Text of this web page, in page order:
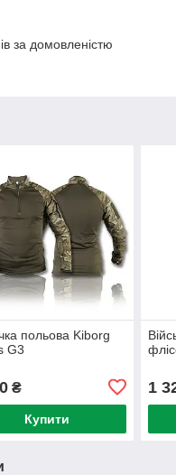
за домовленістю
польова Kiborg
G3
₴
Купити
1